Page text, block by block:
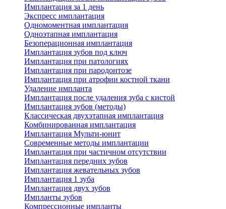
Имплантация за 1 день
Экспресс имплантация
Одномоментная имплантация
Одноэтапная имплантация
Безоперационная имплантация
Имплантация зубов под ключ
Имплантация при патологиях
Имплантация при пародонтозе
Имплантация при атрофии костной ткани
Удаление импланта
Имплантация после удаления зуба с кистой
Имплантация зубов (методы)
Классическая двухэтапная имплантация
Комбинированная имплантация
Имплантация Мульти-юнит
Современные методы имплантации
Имплантация при частичном отсутствии
Имплантация передних зубов
Имплантация жевательных зубов
Имплантация 1 зуба
Имплантация двух зубов
Импланты зубов
Компрессионные импланты